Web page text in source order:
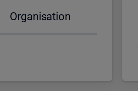
Or­ga­ni­sa­ti­on